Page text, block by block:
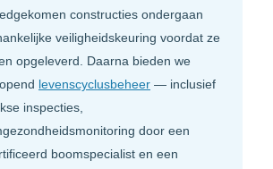
constructies ondergaan
veiligheidskeur­ing voordat ze
opgeleverd. Daarna bieden we
levenscyclusbeheer — inclusief
inspecties,
door een
boomspecialist en een